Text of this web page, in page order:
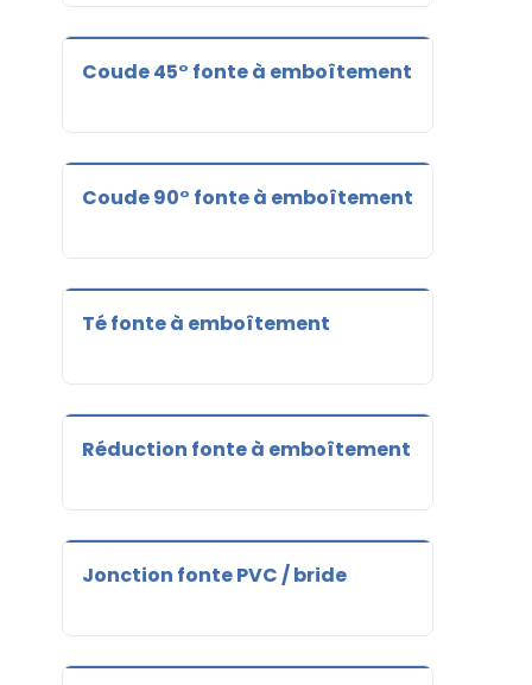
Coude 45° fonte à emboîtement
Coude 90° fonte à emboîtement
Té fonte à emboîtement
Réduction fonte à emboîtement
Jonction fonte PVC / bride